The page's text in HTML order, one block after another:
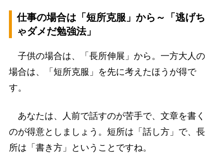
仕事の場合は「短所克服」から～「逃げち
ゃダメだ勉強法」
子供の場合は、「長所伸展」から。一方大人の
場合は、「短所克服」を先に考えたほうが得で
す。
あなたは、人前で話すのが苦手で、文章を書く
のが得意としましょう。短所は「話し方」で、長
所は「書き方」ということですね。